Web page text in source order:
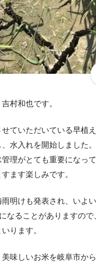
村和也です。
ていただいている早植
水入れを開始しました。
理がとても重要になって
ます楽しみです。
明けも発表され、いよ
なることがありますの
ります。
味しいお米を岐阜市から